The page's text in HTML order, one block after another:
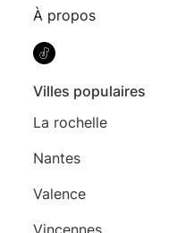
À propos
Villes populaires
La rochelle
Nantes
Valence
Vincennes